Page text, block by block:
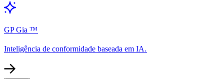
GP Gia ™​​
Inteligência de conformidade baseada em IA.​​